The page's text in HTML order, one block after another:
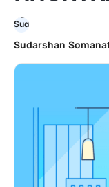
Sudarshan